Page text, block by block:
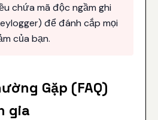
chứa mã độc ngầm ghi
để đánh cắp mọi
của bạn.
Gặp (FAQ)
gia